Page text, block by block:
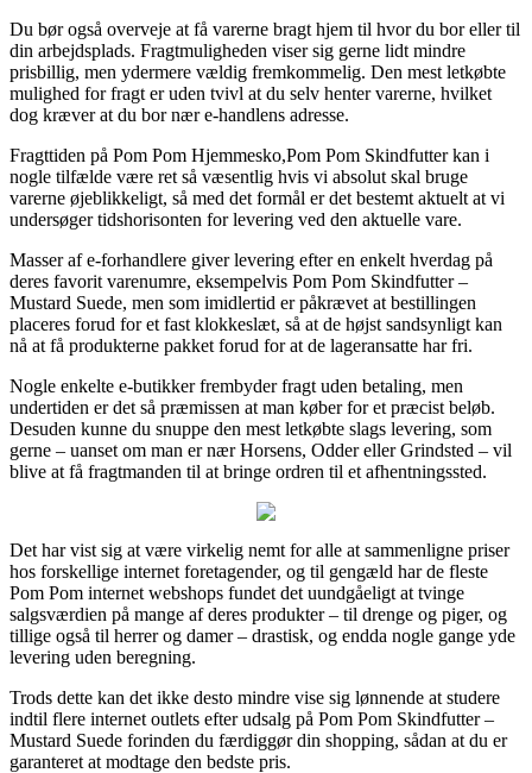
Du bør også overveje at få varerne bragt hjem til hvor du bor eller til
din arbejdsplads. Fragtmuligheden viser sig gerne lidt mindre
prisbillig, men ydermere vældig fremkommelig. Den mest letkøbte
mulighed for fragt er uden tvivl at du selv henter varerne, hvilket
dog kræver at du bor nær e-handlens adresse.
Fragttiden på Pom Pom Hjemmesko,Pom Pom Skindfutter kan i
nogle tilfælde være ret så væsentlig hvis vi absolut skal bruge
varerne øjeblikkeligt, så med det formål er det bestemt aktuelt at vi
undersøger tidshorisonten for levering ved den aktuelle vare.
Masser af e-forhandlere giver levering efter en enkelt hverdag på
deres favorit varenumre, eksempelvis Pom Pom Skindfutter –
Mustard Suede, men som imidlertid er påkrævet at bestillingen
placeres forud for et fast klokkeslæt, så at de højst sandsynligt kan
nå at få produkterne pakket forud for at de lageransatte har fri.
Nogle enkelte e-butikker frembyder fragt uden betaling, men
undertiden er det så præmissen at man køber for et præcist beløb.
Desuden kunne du snuppe den mest letkøbte slags levering, som
gerne – uanset om man er nær Horsens, Odder eller Grindsted – vil
blive at få fragtmanden til at bringe ordren til et afhentningssted.
Det har vist sig at være virkelig nemt for alle at sammenligne priser
hos forskellige internet foretagender, og til gengæld har de fleste
Pom Pom internet webshops fundet det uundgåeligt at tvinge
salgsværdien på mange af deres produkter – til drenge og piger, og
tillige også til herrer og damer – drastisk, og endda nogle gange yde
levering uden beregning.
Trods dette kan det ikke desto mindre vise sig lønnende at studere
indtil flere internet outlets efter udsalg på Pom Pom Skindfutter –
Mustard Suede forinden du færdiggør din shopping, sådan at du er
garanteret at modtage den bedste pris.